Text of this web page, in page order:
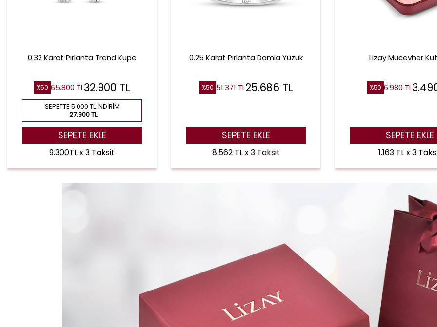
0.32 Karat Pırlanta Trend Küpe
%50 65.800TL32.900 TL
SEPETTE 5.000 TL İNDIRIM
27.900 TL
SEPETE EKLE
9.300TL x 3 Taksit
0.25 Karat Pırlanta Damla Yüzük
%50 51.371TL25.686 TL
SEPETE EKLE
8.562 TL x 3 Taksit
Lizay Mücevher
%50 6.980TL
SEPETE EKLE
1.163 TL x 3